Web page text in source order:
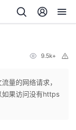
9.5k+
量的网络请求，
如果访问没有https